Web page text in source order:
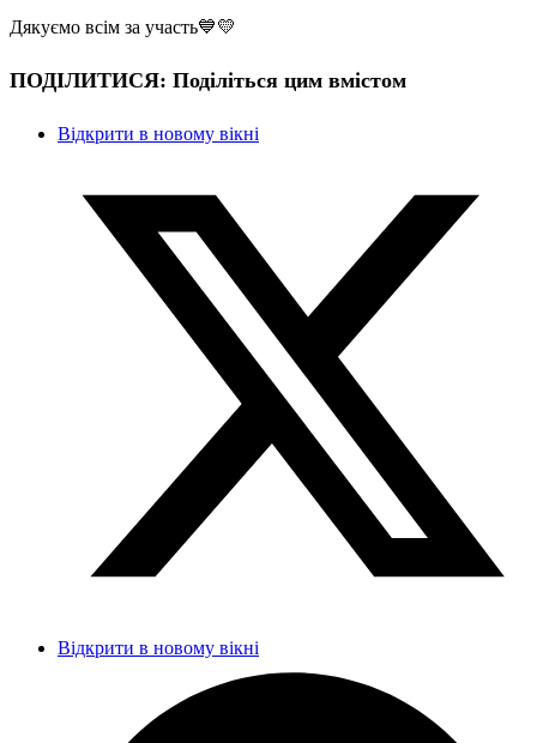
Дякуємо всім за участь💙💛
ПОДІЛИТИСЯ: Поділіться цим вмістом
Відкрити в новому вікні
Відкрити в новому вікні